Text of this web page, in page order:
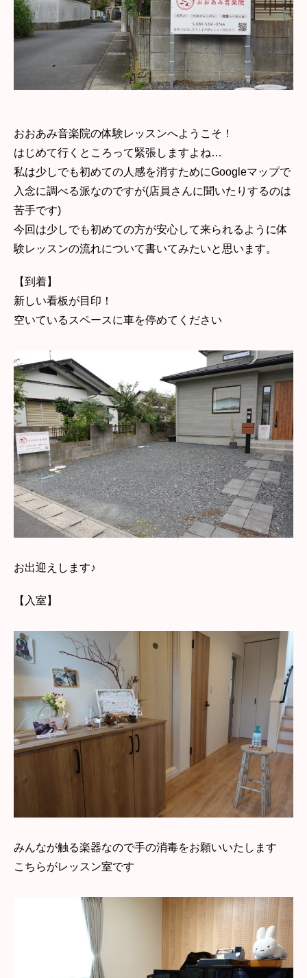
おおあみ音楽院の体験レッスンへようこそ！
はじめて行くところって緊張しますよね…
私は少しでも初めての人感を消すためにGoogleマップで
入念に調べる派なのですが(店員さんに聞いたりするのは
苦手です)
今回は少しでも初めての方が安心して来られるように体
験レッスンの流れについて書いてみたいと思います。
【到着】
新しい看板が目印！
空いているスペースに車を停めてください
お出迎えします♪
【入室】
みんなが触る楽器なので手の消毒をお願いいたします
こちらがレッスン室です